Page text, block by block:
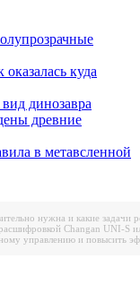
куда
динозавра
древние
в метавсленной
нужна и какие задачи
Changan UNI-S
управлению и повысить